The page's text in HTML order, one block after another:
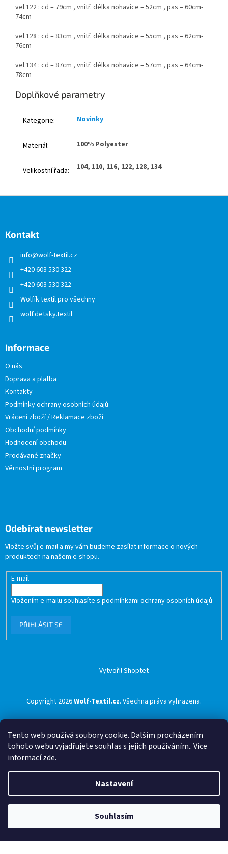
Tento web používá soubory cookie. Dalším procházením
tohoto webu vyjadřujete souhlas s jejich používáním.. Více
informacízde.
Nastavení
Souhlasím
vel.122 : cd – 79cm , vnitř. délka nohavice – 52cm , pas – 60cm-
74cm
vel.128 : cd – 83cm , vnitř. délka nohavice – 55cm , pas – 62cm-
76cm
vel.134 : cd – 87cm , vnitř. délka nohavice – 57cm , pas – 64cm-
78cm
Doplňkové parametry
Kategorie: Novinky
Materiál: 100% Polyester
Velikostní řada: 104, 110, 116, 122, 128, 134
Kontakt
info@wolf-textil.cz
+420 603 530 322
+420 603 530 322
Wolfík textil pro všechny
wolf.detsky.textil
Informace
O nás
Doprava a platba
Kontakty
Podmínky ochrany osobních údajů
Vrácení zboží / Reklamace zboží
Obchodní podmínky
Hodnocení obchodu
Prodávané značky
Věrnostní program
Odebírat newsletter
Vložte svůj e-mail a my vám budeme zasílat informace o nových
produktech na našem e-shopu.
E-mail
Vložením e-mailu souhlasíte s podmínkami ochrany osobních údajů
PŘIHLÁSIT SE
Vytvořil Shoptet
Copyright 2026Wolf-Textil.cz. Všechna práva vyhrazena.